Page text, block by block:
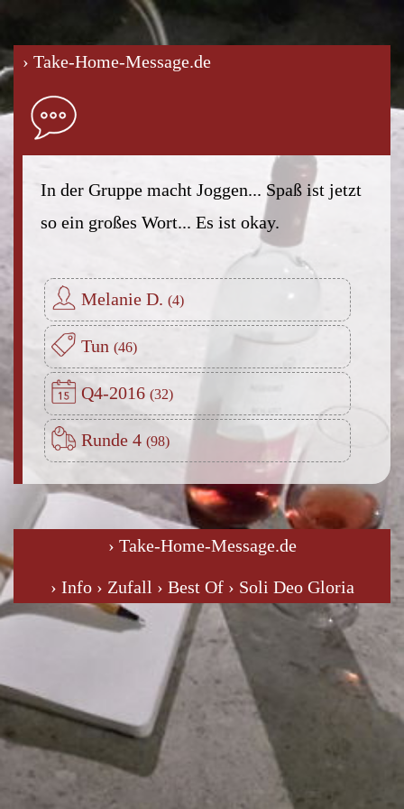
› Take-Home-Message.de
In der Gruppe macht Joggen... Spaß ist jetzt
so ein großes Wort... Es ist okay.
Melanie D.
Tun
Q4-2016
Runde 4
› Take-Home-Message.de
› Info › Zufall › Best Of › Soli Deo Gloria